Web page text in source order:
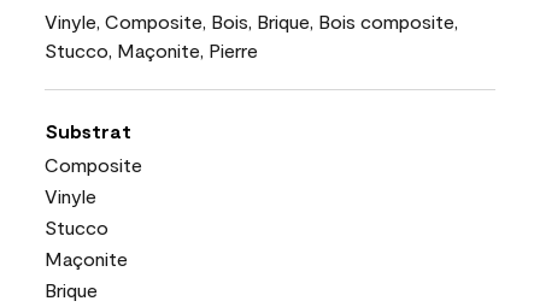
Vinyle, Composite, Bois, Brique, Bois composite,
Stucco, Maçonite, Pierre
Substrat
Composite
Vinyle
Stucco
Maçonite
Brique